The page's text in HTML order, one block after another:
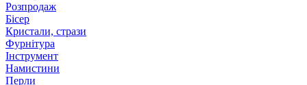
Розпродаж
Бісер
Кристали, стрази
Фурнітура
Інструмент
Намистини
Перли